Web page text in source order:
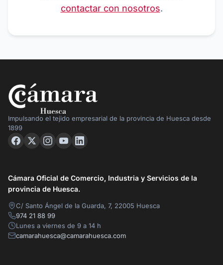
contactar con nosotros.
Impulsando el tejido empresarial de la provincia de Huesca desde
1899
Cámara Oficial de Comercio, Industria y Servicios de la
provincia de Huesca.
C/ Santo Ángel de la Guarda, 7, 22005 Huesca
974 21 88 99
Lunes a viernes de 9 a 14 h
camarahuesca@camarahuesca.com